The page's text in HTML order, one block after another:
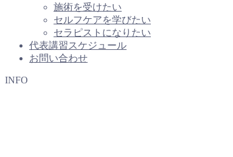
施術を受けたい
セルフケアを学びたい
セラピストになりたい
代表講習スケジュール
お問い合わせ
INFO